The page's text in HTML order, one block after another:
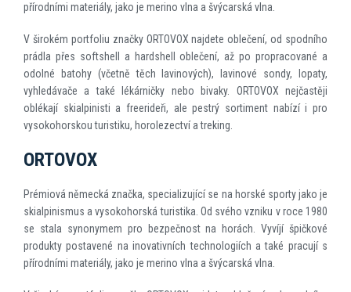
přírodními materiály, jako je merino vlna a švýcarská vlna.
V širokém portfoliu značky ORTOVOX najdete oblečení, od spodního
prádla přes softshell a hardshell oblečení, až po propracované a
odolné batohy (včetně těch lavinových), lavinové sondy, lopaty,
vyhledávače a také lékárničky nebo bivaky. ORTOVOX nejčastěji
oblékají skialpinisti a freerideři, ale pestrý sortiment nabízí i pro
vysokohorskou turistiku, horolezectví a treking.
ORTOVOX
Prémiová německá značka, specializující se na horské sporty jako je
skialpinismus a vysokohorská turistika. Od svého vzniku v roce 1980
se stala synonymem pro bezpečnost na horách. Vyvíjí špičkové
produkty postavené na inovativních technologiích a také pracují s
přírodními materiály, jako je merino vlna a švýcarská vlna.